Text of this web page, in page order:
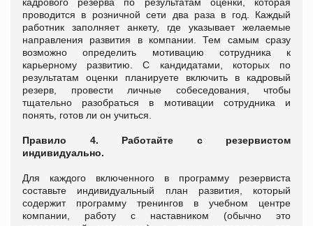
проводится в розничной сети два раза в год. Каждый
работник заполняет анкету, где указывает желаемые
направления развития в компании. Тем самым сразу
возможно определить мотивацию сотрудника к
карьерному развитию. С кандидатами, которых по
результатам оценки планируете включить в кадровый
резерв, провести личные собеседования, чтобы
тщательно разобраться в мотивации сотрудника и
понять, готов ли он учиться.
Правило 4. Работайте с резервистом
индивидуально.
Для каждого включенного в программу резервиста
составьте индивидуальный план развития, который
содержит программу тренингов в учебном центре
компании, работу с наставником (обычно это